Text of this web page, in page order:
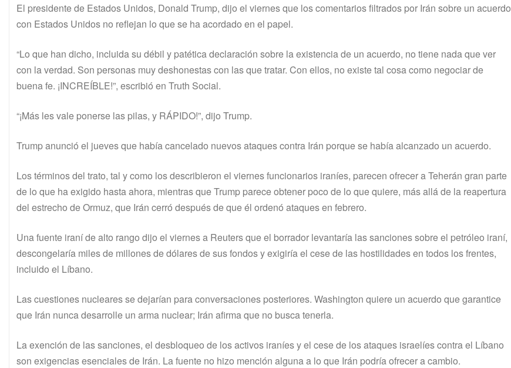
El presidente de Estados Unidos, Donald Trump, dijo el viernes que los comentarios filtrados por Irán sobre un acuerdo
con Estados Unidos no reflejan lo que se ha acordado en el papel.
“Lo que han dicho, incluida su débil y patética declaración sobre la existencia de un acuerdo, no tiene nada que ver
con la verdad. Son personas muy deshonestas con las que tratar. Con ellos, no existe tal cosa como negociar de
buena fe. ¡INCREÍBLE!”, escribió en Truth Social.
“¡Más les vale ponerse las pilas, y RÁPIDO!”, dijo Trump.
Trump anunció el jueves que había cancelado nuevos ataques contra Irán porque se había alcanzado un acuerdo.
Los términos del trato, tal y como los describieron el viernes funcionarios iraníes, parecen ofrecer a Teherán gran parte
de lo que ha exigido hasta ahora, mientras que Trump parece obtener poco de lo que quiere, más allá de la reapertura
del estrecho de Ormuz, que Irán cerró después de que él ordenó ataques en febrero.
Una fuente iraní de alto rango dijo el viernes a Reuters que el borrador levantaría las sanciones sobre el petróleo iraní,
descongelaría miles de millones de dólares de sus fondos y exigiría el cese de las hostilidades en todos los frentes,
incluido el Líbano.
Las cuestiones nucleares se dejarían para conversaciones posteriores. Washington quiere un acuerdo que garantice
que Irán nunca desarrolle un arma nuclear; Irán afirma que no busca tenerla.
La exención de las sanciones, el desbloqueo de los activos iraníes y el cese de los ataques israelíes contra el Líbano
son exigencias esenciales de Irán. La fuente no hizo mención alguna a lo que Irán podría ofrecer a cambio.